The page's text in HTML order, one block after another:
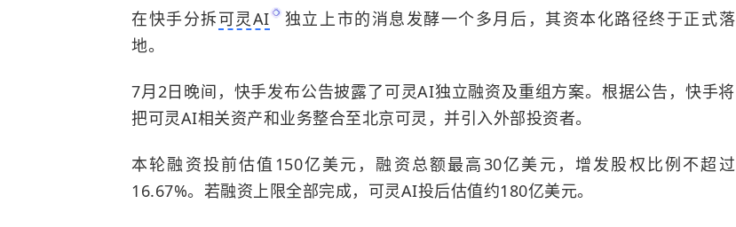
在快手分拆可灵AI
独立上市的消息发酵一个多月后，其资本化路径终于正式落
地。
7月2日晚间，快手发布公告披露了可灵AI独立融资及重组方案。根据公告，快手将
把可灵AI相关资产和业务整合至北京可灵，并引入外部投资者。
本轮融资投前估值150亿美元，融资总额最高30亿美元，增发股权比例不超过
16.67%。若融资上限全部完成，可灵AI投后估值约180亿美元。